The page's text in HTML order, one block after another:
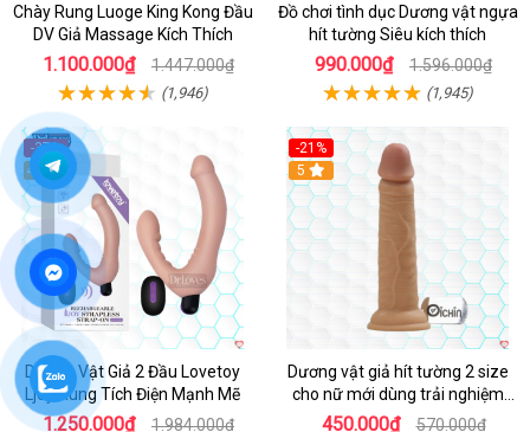
Chày Rung Luoge King Kong Đầu
DV Giả Massage Kích Thích
1.100.000₫ 1.447.000₫
(1,946)
Đồ chơi tình dục Dương vật ngựa
hít tường Siêu kích thích
990.000₫ 1.596.000₫
(1,945)
-37%
Hot
4.8
Dương Vật Giả 2 Đầu Lovetoy
Ljoy Rung Tích Điện Mạnh Mẽ
1.250.000₫ 1.984.000₫
-21%
Hot
5
Dương vật giả hít tường 2 size
cho nữ mới dùng trải nghiệm
thật
450.000₫ 570.000₫